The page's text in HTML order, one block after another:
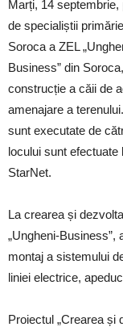
Marți, 14
de specialiștii
Soroca a ZEL
Business” din
construcție a căii de
amenajare a
sunt executate de
locului sunt
StarNet.
La crearea și
„Ungheni-
montaj a sistemului
liniei electrice,
Proiectul „Crearea și